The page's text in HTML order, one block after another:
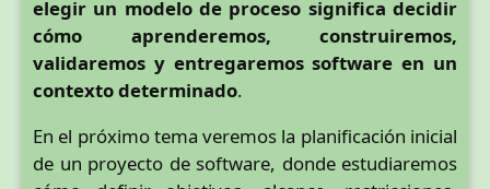
elegir un modelo de proceso significa decidir
cómo aprenderemos, construiremos,
validaremos y entregaremos software en un
contexto determinado.
En el próximo tema veremos la planificación inicial
de un proyecto de software, donde estudiaremos